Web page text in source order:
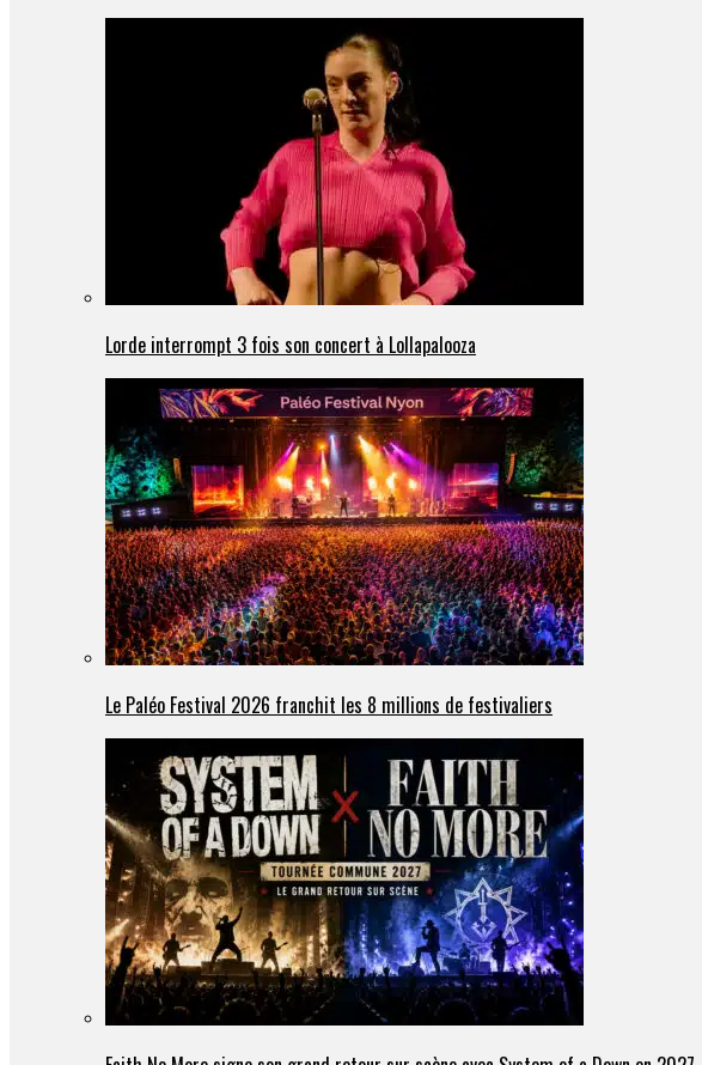
Lorde interrompt 3 fois son concert à Lollapalooza
Le Paléo Festival 2026 franchit les 8 millions de festivaliers